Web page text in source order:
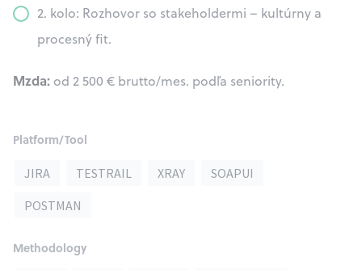
2. kolo: Rozhovor so stakeholdermi – kultúrny a
procesný fit.
Mzda: od 2 500 € brutto/mes. podľa seniority.
Platform/Tool
JIRA TESTRAIL XRAY
SOAPUI
POSTMAN
Methodology